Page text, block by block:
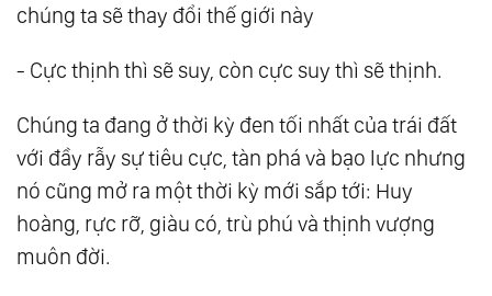
chúng ta sẽ thay đổi thế giới này
- Cực thịnh thì sẽ suy, còn cực suy thì sẽ thịnh.
Chúng ta đang ở thời kỳ đen tối nhất của trái đất
với đầy rẫy sự tiêu cực, tàn phá và bạo lực nhưng
nó cũng mở ra một thời kỳ mới sắp tới: Huy
hoàng, rực rỡ, giàu có, trù phú và thịnh vượng
muôn đời.